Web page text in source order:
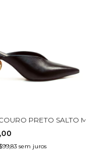
3004001-3
PRETO SALTO
sem juros